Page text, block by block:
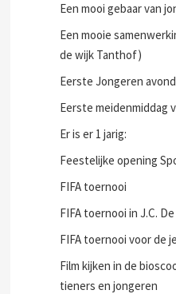
Een mooi gebaar van
Een mooie
de wijk Tanthof)
Eerste Jongeren
Eerste meidenmiddag
Er is er 1 jarig:
Feestelijke opening
FIFA toernooi
FIFA toernooi in J.C.
FIFA toernooi voor de
Film kijken in de
tieners en jongeren